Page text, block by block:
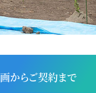
からご契約まで